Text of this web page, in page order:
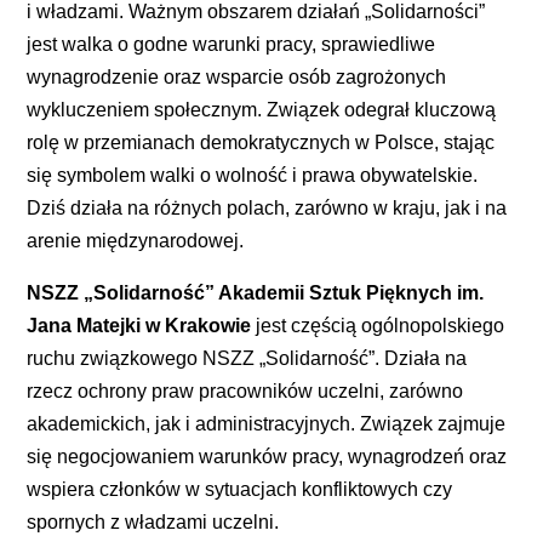
i władzami. Ważnym obszarem działań „Solidarności”
jest walka o godne warunki pracy, sprawiedliwe
wynagrodzenie oraz wsparcie osób zagrożonych
wykluczeniem społecznym. Związek odegrał kluczową
rolę w przemianach demokratycznych w Polsce, stając
się symbolem walki o wolność i prawa obywatelskie.
Dziś działa na różnych polach, zarówno w kraju, jak i na
arenie międzynarodowej.
NSZZ „Solidarność” Akademii Sztuk Pięknych im.
Jana Matejki w Krakowie jest częścią ogólnopolskiego
ruchu związkowego NSZZ „Solidarność”. Działa na
rzecz ochrony praw pracowników uczelni, zarówno
akademickich, jak i administracyjnych. Związek zajmuje
się negocjowaniem warunków pracy, wynagrodzeń oraz
wspiera członków w sytuacjach konfliktowych czy
spornych z władzami uczelni.